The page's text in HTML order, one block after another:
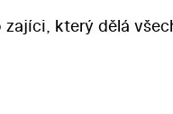
který dělá